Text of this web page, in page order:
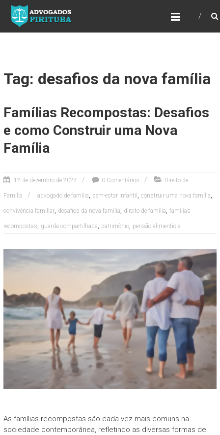
ADVOGADOS PIRITUBA
Precisando de advogado? Entre em contato!
Fazemos toda a assessoria que você
Tag: desafios da nova família
Famílias Recompostas: Desafios
e como Construir uma Nova
Família
12 de dezembro de 2024 0 Comentários Direito de
Família advogado de família, bem-estar infantil , construir uma nova família,
convivência familiar, desafios da nova família, direito de família, famílias
recompostas, guarda compartilhada, patrimônio, pensão alimentícia
As famílias recompostas são cada vez mais comuns na
sociedade contemporânea, refletindo as diversas formas de